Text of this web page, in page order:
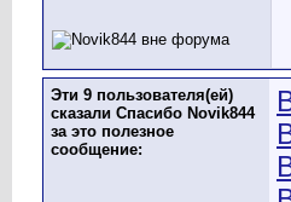
Эти 9 пользователя(ей)
сказали Спасибо Novik844
за это полезное
сообщение: